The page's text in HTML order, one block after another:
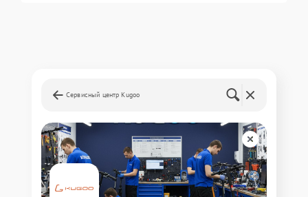
Сервисный центр Kugoo